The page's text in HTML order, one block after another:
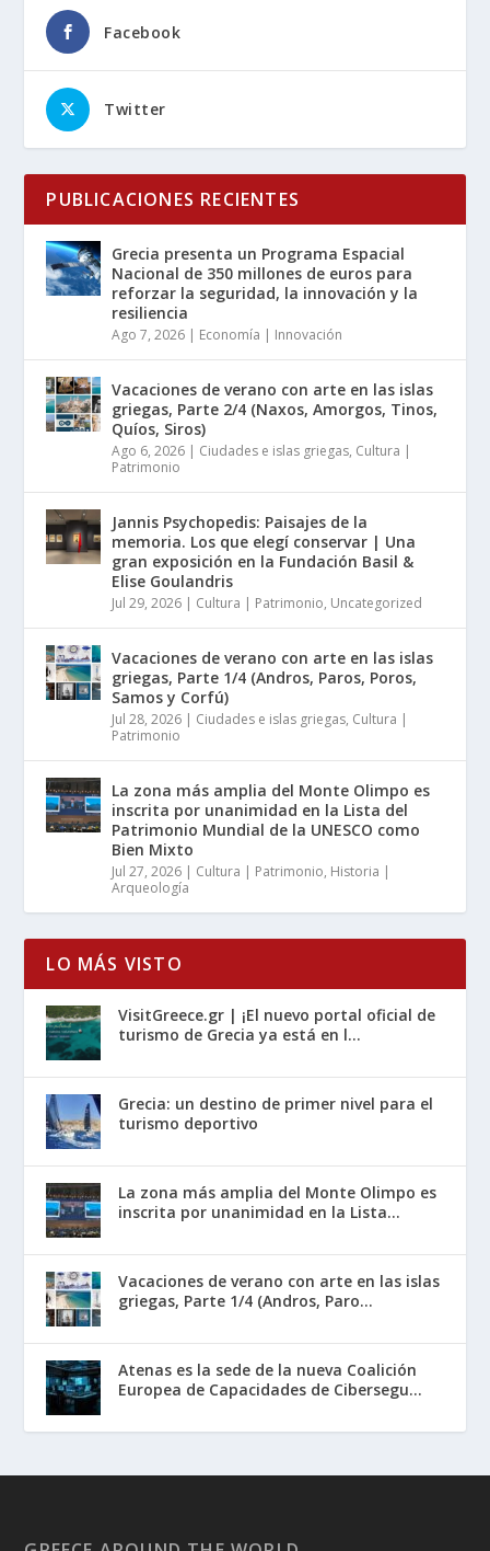
Facebook
Twitter
PUBLICACIONES RECIENTES
Grecia presenta un Programa Espacial
Nacional de 350 millones de euros para
reforzar la seguridad, la innovación y la
resiliencia
Ago 7, 2026 | Economía | Innovación
Vacaciones de verano con arte en las islas
griegas, Parte 2/4 (Naxos, Amorgos, Tinos,
Quíos, Siros)
Ago 6, 2026 | Ciudades e islas griegas, Cultura |
Patrimonio
Jannis Psychopedis: Paisajes de la
memoria. Los que elegí conservar | Una
gran exposición en la Fundación Basil &
Elise Goulandris
Jul 29, 2026 | Cultura | Patrimonio, Uncategorized
Vacaciones de verano con arte en las islas
griegas, Parte 1/4 (Andros, Paros, Poros,
Samos y Corfú)
Jul 28, 2026 | Ciudades e islas griegas, Cultura |
Patrimonio
La zona más amplia del Monte Olimpo es
inscrita por unanimidad en la Lista del
Patrimonio Mundial de la UNESCO como
Bien Mixto
Jul 27, 2026 | Cultura | Patrimonio, Historia |
Arqueología
LO MÁS VISTO
VisitGreece.gr | ¡El nuevo portal oficial de
turismo de Grecia ya está en l...
Grecia: un destino de primer nivel para el
turismo deportivo
La zona más amplia del Monte Olimpo es
inscrita por unanimidad en la Lista...
Vacaciones de verano con arte en las islas
griegas, Parte 1/4 (Andros, Paro...
Atenas es la sede de la nueva Coalición
Europea de Capacidades de Cibersegu...